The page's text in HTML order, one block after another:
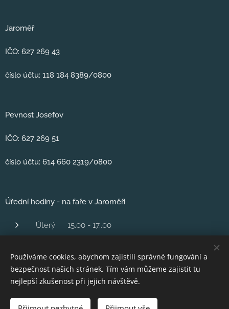
Jaroměř
IČO: 627 269 43
číslo účtu: 118 184 8389/0800
Pevnost Josefov
IČO: 627 269 51
číslo účtu: 614 660 2319/0800
Úřední hodiny - na faře v Jaroměři
Úterý 15.00 - 17..00
Čtvrtek 16,00 - 18.00
Pátek 10..00 - 12.00
Používáme cookies, abychom zajistili správné fungování a
bezpečnost našich stránek. Tím vám můžeme zajistit tu
nejlepší zkušenost při jejich návštěvě.